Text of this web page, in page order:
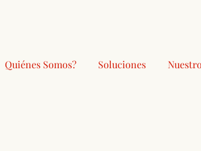
Quiénes Somos? Soluciones